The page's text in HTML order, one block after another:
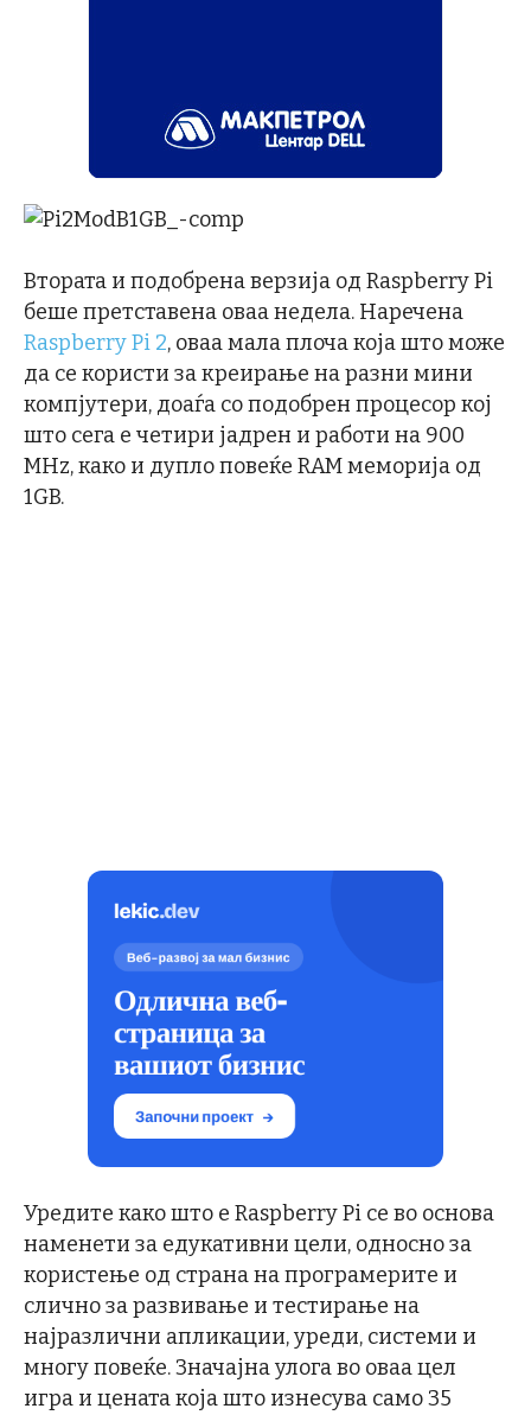
Втората и подобрена верзија од Raspberry Pi
беше претставена оваа недела. Наречена
Raspberry Pi 2, оваа мала плоча која што може
да се користи за креирање на разни мини
компјутери, доаѓа со подобрен процесор кој
што сега е четири јадрен и работи на 900
MHz, како и дупло повеќе RAM меморија од
1GB.
Уредите како што е Raspberry Pi се во основа
наменети за едукативни цели, односно за
користење од страна на програмерите и
слично за развивање и тестирање на
најразлични апликации, уреди, системи и
многу повеќе. Значајна улога во оваа цел
игра и цената која што изнесува само 35